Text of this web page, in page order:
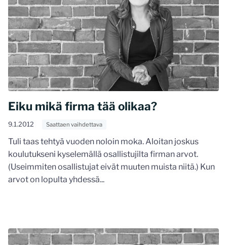
Eiku mikä firma tää olikaa?
9.1.2012 Saattaen vaihdettava
Tuli taas tehtyä vuoden noloin moka. Aloitan joskus
koulutukseni kyselemällä osallistujilta firman arvot.
(Useimmiten osallistujat eivät muuten muista niitä.) Kun
arvot on lopulta yhdessä...